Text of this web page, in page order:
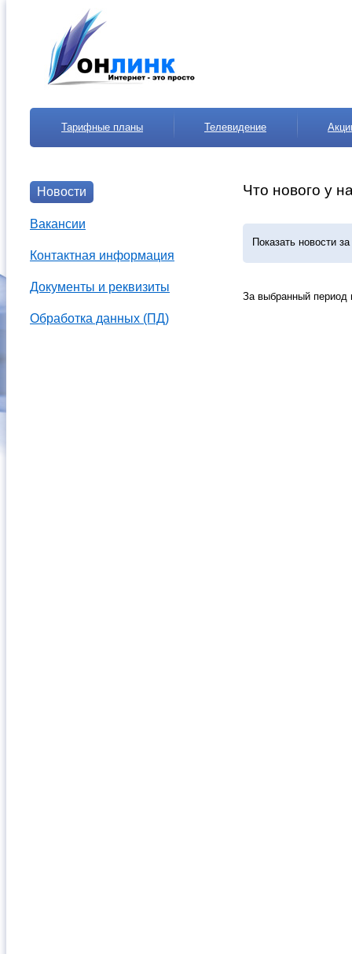
Тарифные планы Телевидение
Новости
Вакансии
Контактная информация
Документы и реквизиты
Обработка данных (ПД)
Что нового у
Показать новости за
За выбранный период